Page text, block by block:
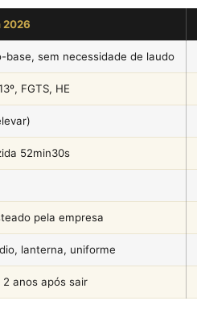
2026
base, sem necessidade de laudo
FGTS, HE
52min30s
pela empresa
lanterna, uniforme
anos após sair